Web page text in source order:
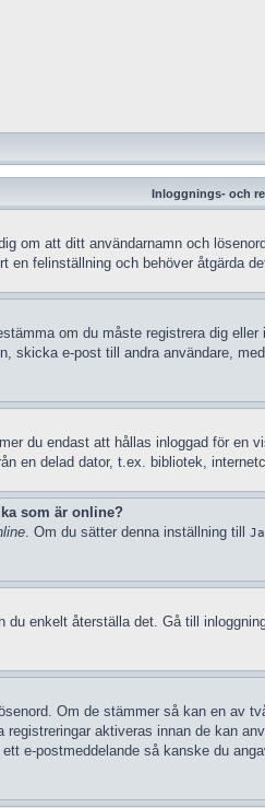
Inloggnings- och
om att ditt användarnamn och
en felinställning och behöver åtgärda
om du måste registrera dig
skicka e-post till andra användare,
du endast att hållas inloggad för en
en delad dator, t.ex. bibliotek,
som är online?
. Om du sätter denna inställning till Ja
du enkelt återställa det. Gå till
Om de stämmer så kan en av
aktiveras innan de kan
e-postmeddelande så kanske du